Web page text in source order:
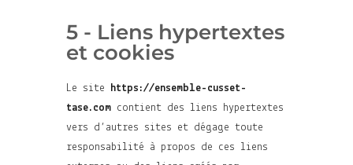
5 - Liens hypertextes
et cookies
Le site https://ensemble-cusset-
tase.com contient des liens hypertextes
vers d’autres sites et dégage toute
responsabilité à propos de ces liens